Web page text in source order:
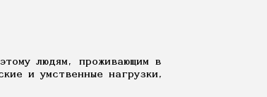
людям, проживающим в
и умственные нагрузки,